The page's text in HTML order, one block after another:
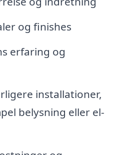
og finishes
erfaring og
installationer,
belysning eller el-